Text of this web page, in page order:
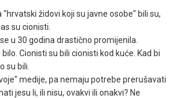
židovi koji su javne osobe" bili su,
su cionisti.
u 30 godina drastično promijenila.
Cionisti su bili cionisti kod kuće. Kad bi
su bili.
medije, pa nemaju potrebe prerušavati
jesu li, ili nisu, ovakvi ili onakvi? Ne